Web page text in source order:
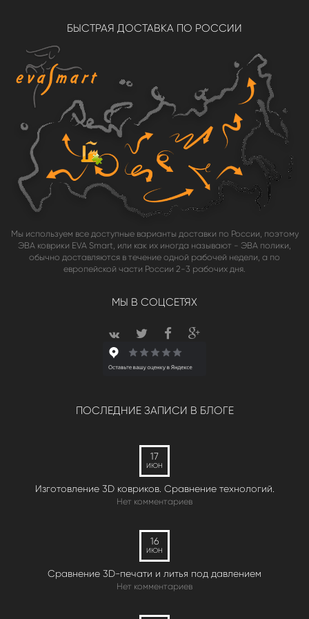
БЫСТРАЯ ДОСТАВКА ПО РОССИИ
Мы используем все доступные варианты доставки по России, поэтому
ЭВА коврики EVA Smart, или как их иногда называют - ЭВА полики,
обычно доставляются в течение одной рабочей недели, а по
европейской части России 2-3 рабочих дня.
МЫ В СОЦСЕТЯХ
ПОСЛЕДНИЕ ЗАПИСИ В БЛОГЕ
17
ИЮН
Изготовление 3D ковриков. Сравнение технологий.
Нет комментариев
16
ИЮН
Сравнение 3D-печати и литья под давлением
Нет комментариев